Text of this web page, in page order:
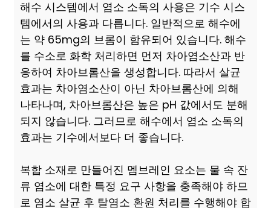
해수 시스템에서 염소 소독의 사용은 기수 시스
템에서의 사용과 다릅니다. 일반적으로 해수에
는 약 65mg의 브롬이 함유되어 있습니다. 해수
를 수소로 화학 처리하면 먼저 차아염소산과 반
응하여 차아브롬산을 생성합니다. 따라서 살균
효과는 차아염소산이 아닌 차아브롬산에 의해
나타나며, 차아브롬산은 높은 pH 값에서도 분해
되지 않습니다. 그러므로 해수에서 염소 소독의
효과는 기수에서보다 더 좋습니다.
복합 소재로 만들어진 멤브레인 요소는 물 속 잔
류 염소에 대한 특정 요구 사항을 충족해야 하므
로 염소 살균 후 탈염소 환원 처리를 수행해야 합